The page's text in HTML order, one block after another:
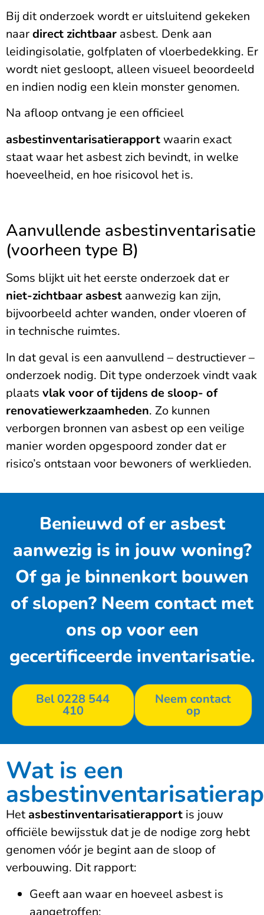
Bij dit onderzoek wordt er uitsluitend gekeken
naardirect zichtbaar asbest. Denk aan
leidingisolatie, golfplaten of vloerbedekking. Er
wordt niet gesloopt, alleen visueel beoordeeld
en indien nodig een klein monster genomen.
Na afloop ontvang je een officieel
asbestinventarisatierapport waarin exact
staat waar het asbest zich bevindt, in welke
hoeveelheid, en hoe risicovol het is.
Aanvullende asbestinventarisatie
(voorheen type B)
Soms blijkt uit het eerste onderzoek dat er
niet-zichtbaar asbest aanwezig kan zijn,
bijvoorbeeld achter wanden, onder vloeren of
in technische ruimtes.
In dat geval is een aanvullend – destructiever –
onderzoek nodig. Dit type onderzoek vindt vaak
plaats vlak voor of tijdens de sloop- of
renovatiewerkzaamheden. Zo kunnen
verborgen bronnen van asbest op een veilige
manier worden opgespoord zonder dat er
risico’s ontstaan voor bewoners of werklieden.
Benieuwd of er asbest
aanwezig is in jouw woning?
Of ga je binnenkort bouwen
of slopen? Neem contact met
ons op voor een
gecertificeerde inventarisatie.
Bel 0228 544
410
Neem contact
op
Wat is een
Het asbestinventarisatierapport is jouw
officiële bewijsstuk dat je de nodige zorg hebt
genomen vóór je begint aan de sloop of
verbouwing. Dit rapport:
Geeft aan waar en hoeveel asbest is
aangetroffen;